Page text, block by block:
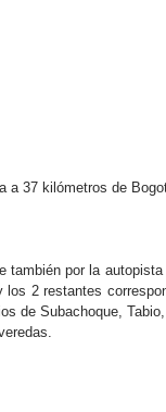
37 kilómetros de
por la
2 restantes
de Subachoque,